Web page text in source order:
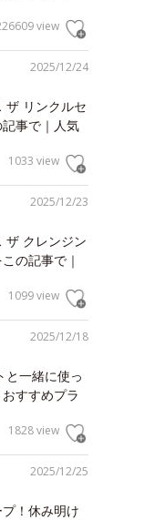
view
2025/12/24
ザ リンクルセ
事で｜人気
1033 view
2025/12/23
ザ クレンジン
の記事で｜
1099 view
2025/12/18
と一緒に使っ
すすめプラ
1828 view
2025/12/25
！休み明け